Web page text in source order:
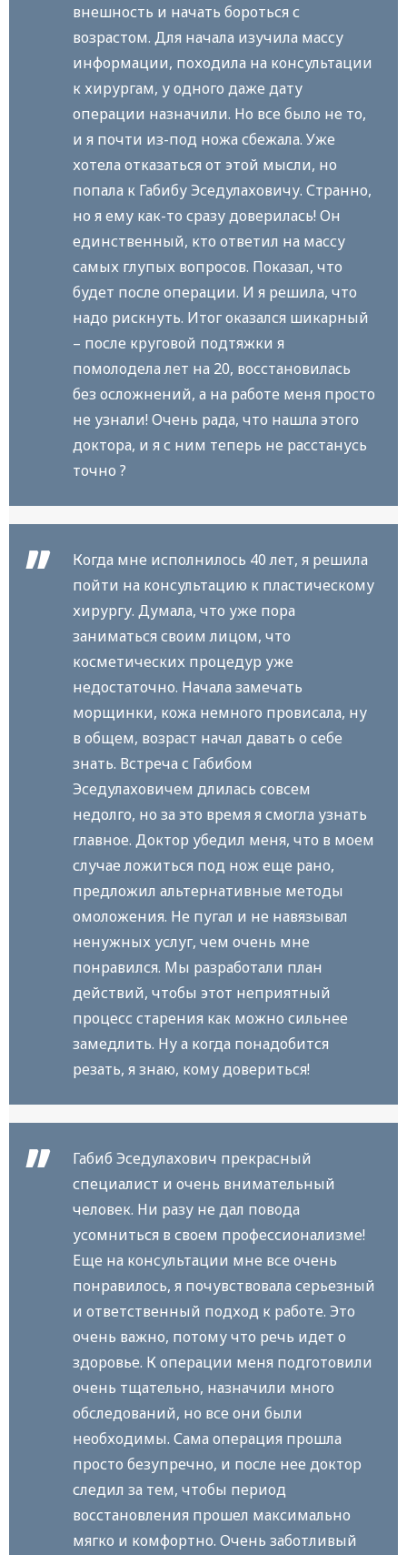
внешность и начать бороться с
возрастом. Для начала изучила массу
информации, походила на консультации
к хирургам, у одного даже дату
операции назначили. Но все было не то,
и я почти из-под ножа сбежала. Уже
хотела отказаться от этой мысли, но
попала к Габибу Эседулаховичу. Странно,
но я ему как-то сразу доверилась! Он
единственный, кто ответил на массу
самых глупых вопросов. Показал, что
будет после операции. И я решила, что
надо рискнуть. Итог оказался шикарный
– после круговой подтяжки я
помолодела лет на 20, восстановилась
без осложнений, а на работе меня просто
не узнали! Очень рада, что нашла этого
доктора, и я с ним теперь не расстанусь
точно ?
Когда мне исполнилось 40 лет, я решила
пойти на консультацию к пластическому
хирургу. Думала, что уже пора
заниматься своим лицом, что
косметических процедур уже
недостаточно. Начала замечать
морщинки, кожа немного провисала, ну
в общем, возраст начал давать о себе
знать. Встреча с Габибом
Эседулаховичем длилась совсем
недолго, но за это время я смогла узнать
главное. Доктор убедил меня, что в моем
случае ложиться под нож еще рано,
предложил альтернативные методы
омоложения. Не пугал и не навязывал
ненужных услуг, чем очень мне
понравился. Мы разработали план
действий, чтобы этот неприятный
процесс старения как можно сильнее
замедлить. Ну а когда понадобится
резать, я знаю, кому довериться!
Габиб Эседулахович прекрасный
специалист и очень внимательный
человек. Ни разу не дал повода
усомниться в своем профессионализме!
Еще на консультации мне все очень
понравилось, я почувствовала серьезный
и ответственный подход к работе. Это
очень важно, потому что речь идет о
здоровье. К операции меня подготовили
очень тщательно, назначили много
обследований, но все они были
необходимы. Сама операция прошла
просто безупречно, и после нее доктор
следил за тем, чтобы период
восстановления прошел максимально
мягко и комфортно. Очень заботливый